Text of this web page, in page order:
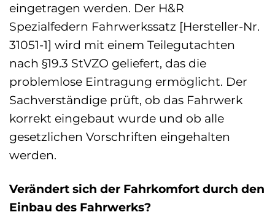
eingetragen werden. Der H&R
Spezialfedern Fahrwerkssatz [Hersteller-Nr.
31051-1] wird mit einem Teilegutachten
nach §19.3 StVZO geliefert, das die
problemlose Eintragung ermöglicht. Der
Sachverständige prüft, ob das Fahrwerk
korrekt eingebaut wurde und ob alle
gesetzlichen Vorschriften eingehalten
werden.
Verändert sich der Fahrkomfort durch den
Einbau des Fahrwerks?